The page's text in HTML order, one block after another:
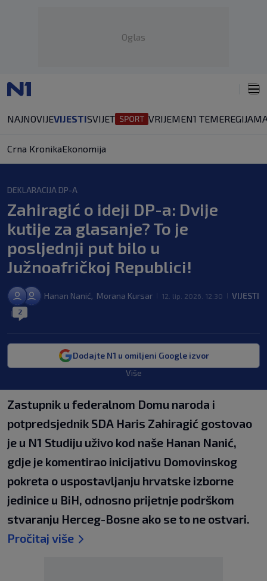
Oglas
NAJNOVIJEVIJESTISVIJET VRIJEMEN1 TEMEREGIJA
Crna KronikaEkonomija
DEKLARACIJA DP-A
Zahiragić o ideji DP-a: Dvije
kutije za glasanje? To je
posljednji put bilo u
Južnoafričkoj Republici!
Hanan Nanić, Morana Kursar 12. lip. 2026. 12:30 VIJESTI
2
Dodajte N1 u omiljeni Google izvor
Više
Zastupnik u federalnom Domu naroda i
potpredsjednik SDA Haris Zahiragić gostovao
je u N1 Studiju uživo kod naše Hanan Nanić,
gdje je komentirao inicijativu Domovinskog
pokreta o uspostavljanju hrvatske izborne
jedinice u BiH, odnosno prijetnje podrškom
stvaranju Herceg-Bosne ako se to ne ostvari.
Pročitaj više